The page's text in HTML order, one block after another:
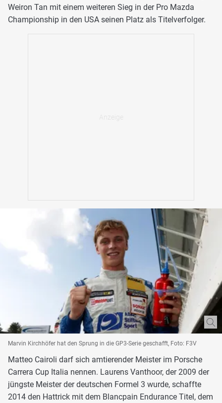
Weiron Tan mit einem weiteren Sieg in der Pro Mazda
Championship in den USA seinen Platz als Titelverfolger.
Marvin Kirchhöfer hat den Sprung in die GP3-Serie geschafft, Foto: F3V
Matteo Cairoli darf sich amtierender Meister im Porsche
Carrera Cup Italia nennen. Laurens Vanthoor, der 2009 der
jüngste Meister der deutschen Formel 3 wurde, schaffte
2014 den Hattrick mit dem Blancpain Endurance Titel, dem